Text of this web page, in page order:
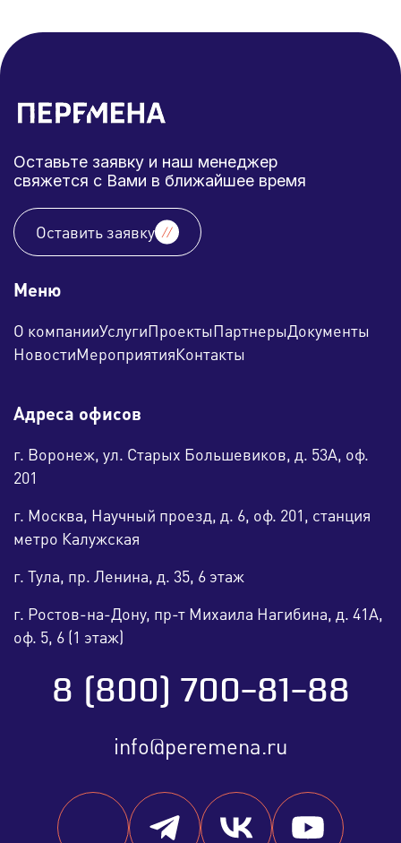
Оставьте заявку и наш менеджер
свяжется с Вами в ближайшее время
Оставить заявку
Меню
О компанииУслугиПроектыПартнерыДокументы
НовостиМероприятияКонтакты
Адреса офисов
г. Воронеж, ул. Старых Большевиков, д. 53А, оф.
201
г. Москва, Научный проезд, д. 6, оф. 201, станция
метро Калужская
г. Тула, пр. Ленина, д. 35, 6 этаж
г. Ростов-на-Дону, пр-т Михаила Нагибина, д. 41А,
оф. 5, 6 (1 этаж)
8 (800) 700-81-88
info@peremena.ru